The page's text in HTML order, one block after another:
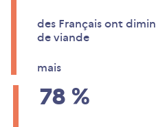
des Français ont
de viande
mais
78 %